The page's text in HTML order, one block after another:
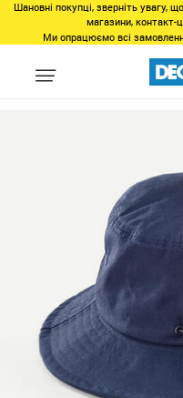
Шановні покупці, зверніть увагу, що
магазини, контакт-
Ми опрацюємо всі
Види спорту Туризм,